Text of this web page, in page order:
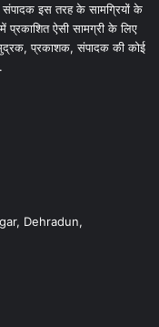
संपादक इस तरह के सामग्रियों के
प्रकाशित ऐसी सामग्री के लिए
मुद्रक, प्रकाशक, संपादक की कोई
Dehradun,